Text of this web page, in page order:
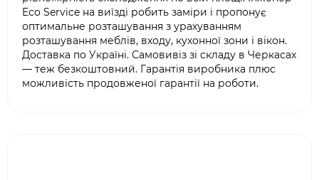
Eco Service на виїзді робить заміри і пропонує
оптимальне розташування з урахуванням
розташування меблів, входу, кухонної зони і вікон.
Доставка по Україні. Самовивіз зі складу в Черкасах
— теж безкоштовний. Гарантія виробника плюс
можливість продовженої гарантії на роботи.